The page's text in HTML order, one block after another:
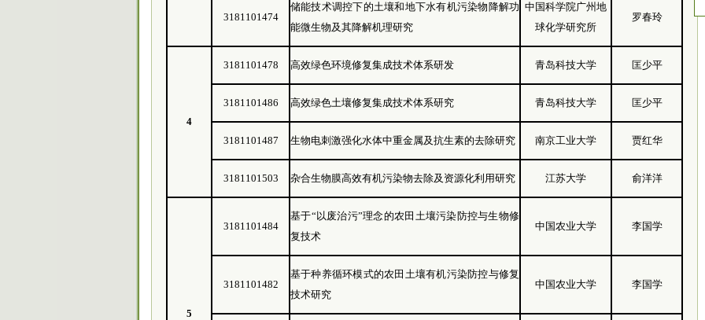
3181101474
储能技术调控下的土壤和地下水有机污染物降解功
能微生物及其降解机理研究
中国科学院广州地
球化学研究所
罗春玲
4
3181101478 高效绿色环境修复集成技术体系研发 青岛科技大学 匡少平
3181101486 高效绿色土壤修复集成技术体系研究 青岛科技大学 匡少平
3181101487 生物电刺激强化水体中重金属及抗生素的去除研究 南京工业大学 贾红华
3181101503 杂合生物膜高效有机污染物去除及资源化利用研究 江苏大学 俞洋洋
5
3181101484
基于“以废治污”理念的农田土壤污染防控与生物修
复技术
中国农业大学 李国学
3181101482
基于种养循环模式的农田土壤有机污染防控与修复
技术研究
中国农业大学 李国学